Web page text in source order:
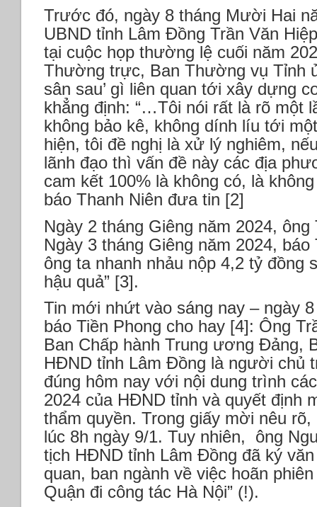
Trước đó, ngày 8 tháng Mười Hai
UBND tỉnh Lâm Đồng Trần Văn
tại cuộc họp thường lệ cuối năm
Thường trực, Ban Thường vụ Tỉnh
sân sau’ gì liên quan tới xây dựng
khẳng định: “…Tôi nói rất là rõ một
không bảo kê, không dính líu tới
hiện, tôi đề nghị là xử lý nghiêm,
lãnh đạo thì vấn đề này các địa
cam kết 100% là không có, là
báo Thanh Niên đưa tin [2]
Ngày 2 tháng Giêng năm 2024,
Ngày 3 tháng Giêng năm 2024,
ông ta nhanh nhảu nộp 4,2 tỷ đồng
hậu quả” [3].
Tin mới nhứt vào sáng nay – ngày
báo Tiền Phong cho hay [4]: Ông
Ban Chấp hành Trung ương Đảng,
HĐND tỉnh Lâm Đồng là người chủ
đúng hôm nay với nội dung trình
2024 của HĐND tỉnh và quyết định
thẩm quyền. Trong giấy mời nêu
lúc 8h ngày 9/1. Tuy nhiên, ông
tịch HĐND tỉnh Lâm Đồng đã ký
quan, ban ngành về việc hoãn
Quận đi công tác Hà Nội” (!).